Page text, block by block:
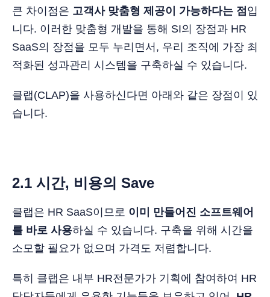
큰 차이점은 고객사 맞춤형 제공이 가능하다는 점 입
니다. 이러한 맞춤형 개발을 통해 SI의 장점과 HR
SaaS의 장점을 모두 누리면서, 우리 조직에 가장 최
적화된 성과관리 시스템을 구축하실 수 있습니다.
클랩(CLAP)을 사용하신다면 아래와 같은 장점이 있
습니다.
2.1 시간, 비용의 Save
클랩은 HR SaaS이므로 이미 만들어진 소프트웨어
를 바로 사용하실 수 있습니다. 구축을 위해 시간을
소모할 필요가 없으며 가격도 저렴합니다.
특히 클랩은 내부 HR전문가가 기획에 참여하여 HR